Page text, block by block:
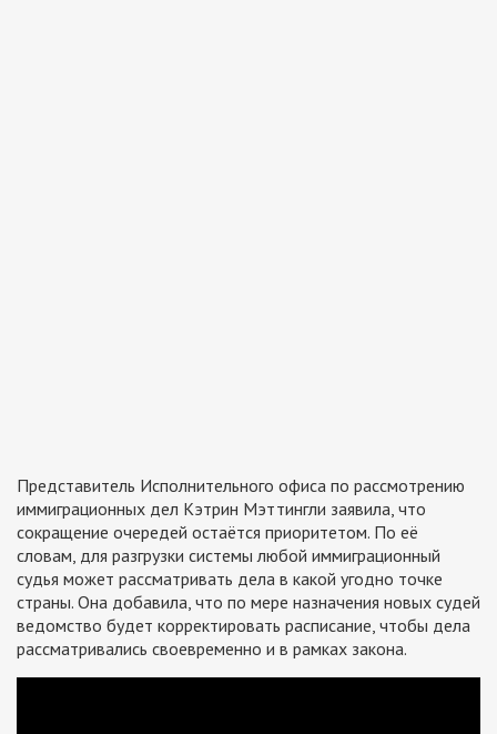
Представитель Исполнительного офиса по рассмотрению
иммиграционных дел Кэтрин Мэттингли заявила, что
сокращение очередей остаётся приоритетом. По её
словам, для разгрузки системы любой иммиграционный
судья может рассматривать дела в какой угодно точке
страны. Она добавила, что по мере назначения новых судей
ведомство будет корректировать расписание, чтобы дела
рассматривались своевременно и в рамках закона.